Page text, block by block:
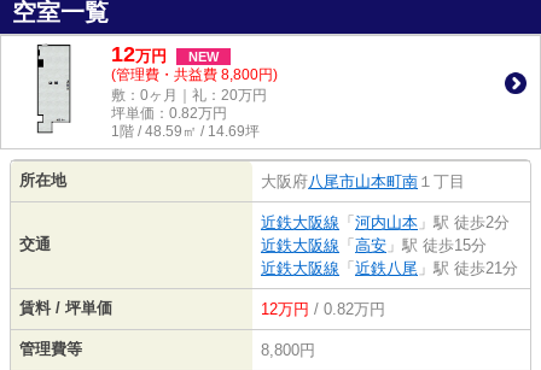
空室一覧
12万円 NEW
(管理費・共益費 8,800円)
敷：0ヶ月｜礼：20万円
坪単価： 0.82万円
1階 / 48.59㎡ / 14.69坪
所在地 大阪府八尾市山本町南 １丁目
交通
近鉄大阪線 「 河内山本 」駅 徒歩2分
近鉄大阪線 「 高安 」駅 徒歩15分
近鉄大阪線 「 近鉄八尾 」駅 徒歩21分
賃料 / 坪単価 12万円 / 0.82万円
管理費等 8,800円